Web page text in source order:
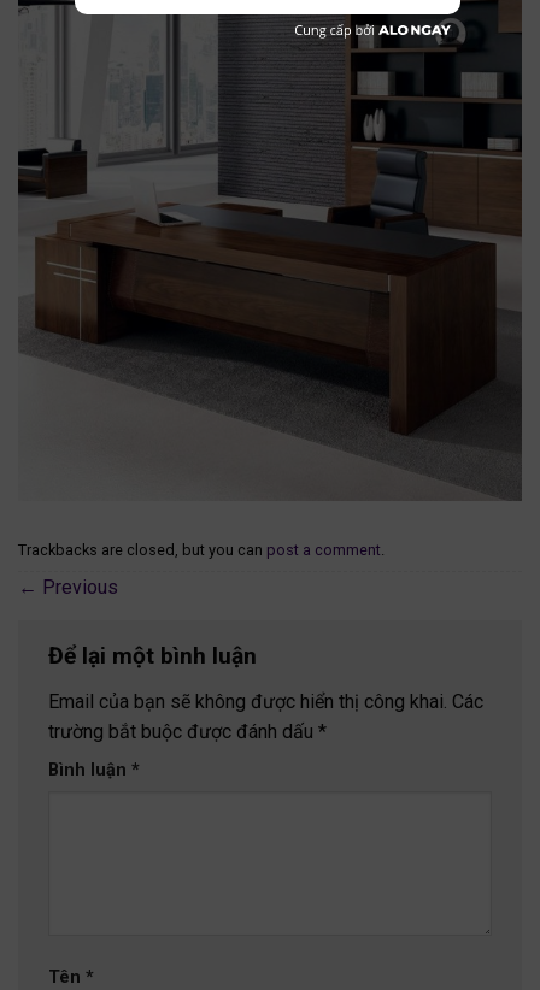
Trackbacks are closed, but you can post a comment
← Previous
Để lại một bình luận
Email của bạn sẽ không được hiển thị công khai. Các
trường bắt buộc được đánh dấu *
Bình luận *
Tên *